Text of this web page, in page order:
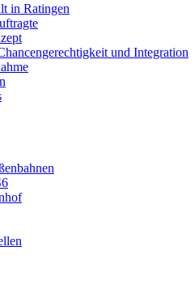
in Ratingen
und Integration